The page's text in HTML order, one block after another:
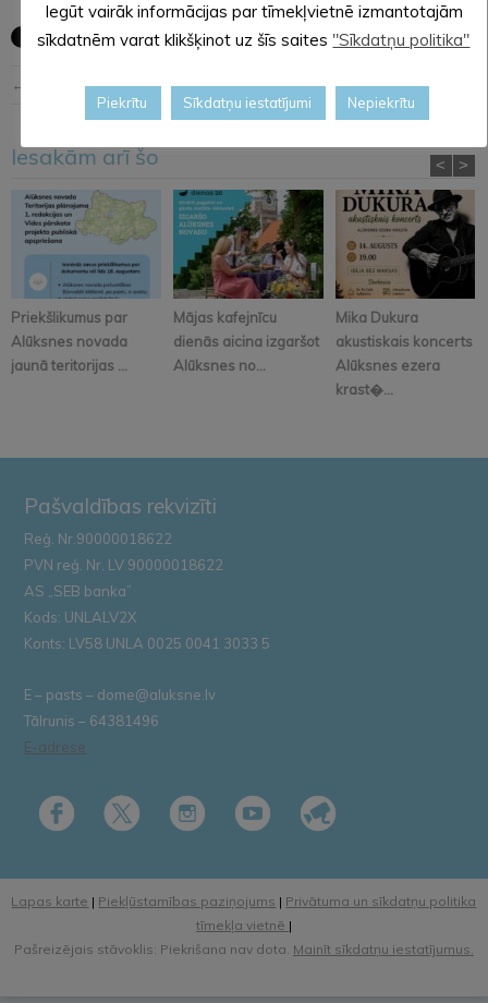
← Iepriekšējā ziņa Nākošā ziņa →
Iesakām arī šo
Priekšlikumus par
Alūksnes novada
jaunā teritorijas ...
Mājas kafejnīcu
dienās aicina izgaršot
Alūksnes no...
Mika Dukura
akustiskais koncerts
Alūksnes ezera
krast�...
< >
Pašvaldības rekvizīti
Reģ. Nr.90000018622
PVN reģ. Nr. LV 90000018622
AS „SEB banka”
Kods: UNLALV2X
Konts: LV58 UNLA 0025 0041 3033 5
E – pasts – dome@aluksne.lv
Tālrunis – 64381496
E-adrese
Lapas karte | Piekļūstamības paziņojums | Privātuma un sīkdatņu politika
tīmekļa vietnē |
Pašreizējais stāvoklis: Piekrišana nav dota. Mainīt sīkdatņu iestatījumus.
Iegūt vairāk informācijas par tīmekļvietnē izmantotajām
sīkdatnēm varat klikšķinot uz šīs saites "Sīkdatņu politika"
Piekrītu Sīkdatņu iestatījumi Nepiekrītu